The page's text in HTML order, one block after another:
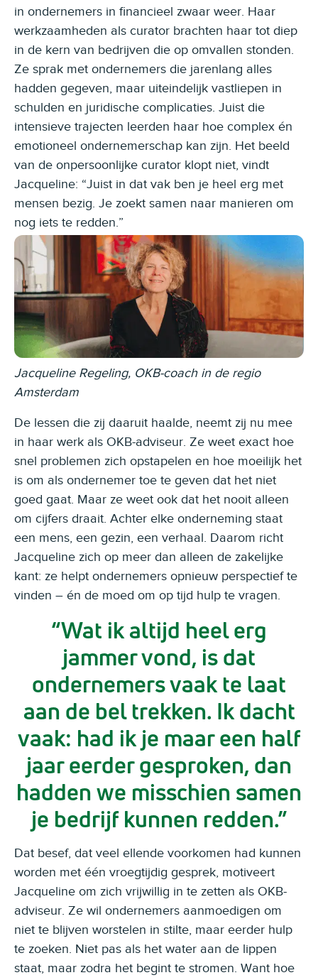
in ondernemers in financieel zwaar weer. Haar
werkzaamheden als curator brachten haar tot diep
in de kern van bedrijven die op omvallen stonden.
Ze sprak met ondernemers die jarenlang alles
hadden gegeven, maar uiteindelijk vastliepen in
schulden en juridische complicaties. Juist die
intensieve trajecten leerden haar hoe complex én
emotioneel ondernemerschap kan zijn. Het beeld
van de onpersoonlijke curator klopt niet, vindt
Jacqueline: “Juist in dat vak ben je heel erg met
mensen bezig. Je zoekt samen naar manieren om
nog iets te redden.”
Jacqueline Regeling, OKB-coach in de regio
Amsterdam
De lessen die zij daaruit haalde, neemt zij nu mee
in haar werk als OKB-adviseur. Ze weet exact hoe
snel problemen zich opstapelen en hoe moeilijk het
is om als ondernemer toe te geven dat het niet
goed gaat. Maar ze weet ook dat het nooit alleen
om cijfers draait. Achter elke onderneming staat
een mens, een gezin, een verhaal. Daarom richt
Jacqueline zich op meer dan alleen de zakelijke
kant: ze helpt ondernemers opnieuw perspectief te
vinden – én de moed om op tijd hulp te vragen.
Wat ik altijd heel erg
jammer vond, is dat
ondernemers vaak te laat
aan de bel trekken. Ik dacht
vaak: had ik je maar een half
jaar eerder gesproken, dan
hadden we misschien samen
je bedrijf kunnen redden.
Dat besef, dat veel ellende voorkomen had kunnen
worden met één vroegtijdig gesprek, motiveert
Jacqueline om zich vrijwillig in te zetten als OKB-
adviseur. Ze wil ondernemers aanmoedigen om
niet te blijven worstelen in stilte, maar eerder hulp
te zoeken. Niet pas als het water aan de lippen
staat, maar zodra het begint te stromen. Want hoe